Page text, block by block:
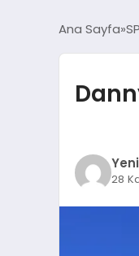
Ana Sayfa
28